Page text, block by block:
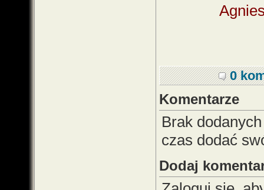
0
Komentarze
Brak
czas dodać
Dodaj